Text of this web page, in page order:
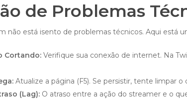
de Problemas
não está isento de problemas técnicos. Aqui está
Cortando: Verifique sua conexão de internet. Na
Atualize a página (F5). Se persistir, tente limpar o
(Lag): O atraso entre a ação do streamer e o